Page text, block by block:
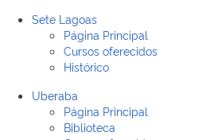
Sete Lagoas
Página Principal
Cursos oferecidos
Histórico
Uberaba
Página Principal
Biblioteca